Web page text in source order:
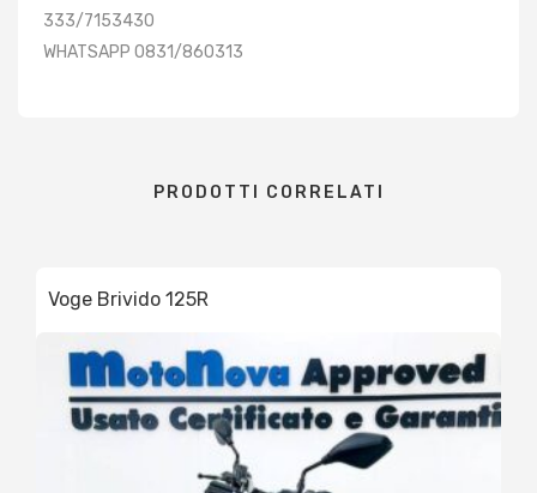
333/7153430
WHATSAPP 0831/860313
PRODOTTI CORRELATI
Voge Brivido 125R